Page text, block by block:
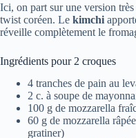
Ici, on part sur une version
twist coréen. Le kimchi
réveille complètement le
Ingrédients pour 2 croques
4 tranches de pain au
2 c. à soupe de
100 g de mozzarella
60 g de mozzarella
gratiner)